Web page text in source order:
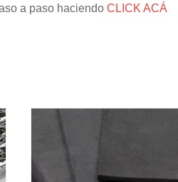
a paso haciendo CLICK ACÁ